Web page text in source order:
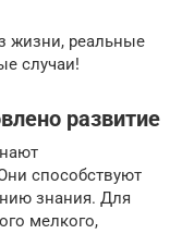
жизни, реальные
случаи!
развитие
способствуют
знания. Для
мелкого,